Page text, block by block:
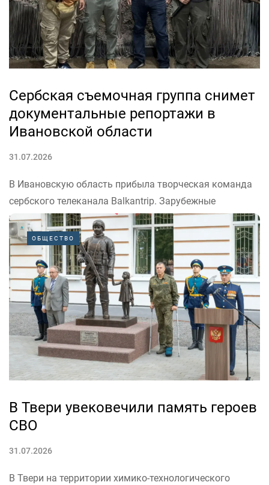
политики...
Сербская съемочная группа снимет
документальные репортажи в
Ивановской области
31.07.2026
В Ивановскую область прибыла творческая команда
сербского телеканала Balkantrip. Зарубежные
журналисты по итогам экспедиции выпустят серию
документальных репортажей.
Возглавляет делегацию известный тележурналист
Саша Чубрович. Вместе со своей командой он создает
проекты, раскрывающие культурные и исторические
связи между Сербией и странами Восточной...
ОБЩЕСТВО
В Твери увековечили память героев
СВО
31.07.2026
В Твери на территории химико-технологического